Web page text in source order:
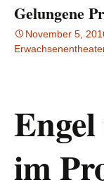
Gelungene
November 5,
im